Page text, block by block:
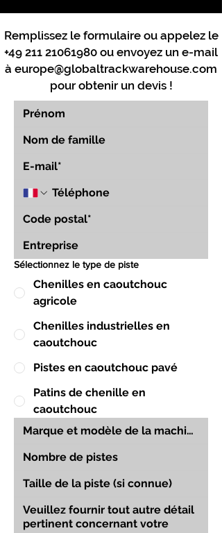
Remplissez le formulaire ou appelez le
+49 211 21061980 ou envoyez un e-mail
à europe@globaltrackwarehouse.com
pour obtenir un devis !
Sélectionnez le type de piste
Chenilles en caoutchouc
agricole
Chenilles industrielles en
caoutchouc
Pistes en caoutchouc pavé
Patins de chenille en
caoutchouc